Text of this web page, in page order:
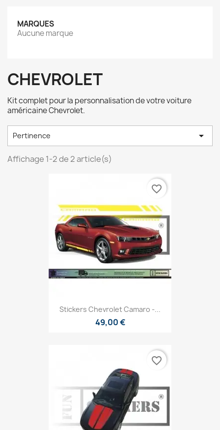
MARQUES
Aucune marque
CHEVROLET
Kit complet pour la personnalisation de votre voiture
américaine Chevrolet.
Pertinence 
Affichage 1-2 de 2 article(s)
Stickers Chevrolet Camaro -...
49,00 €
favorite_border
favorite_border